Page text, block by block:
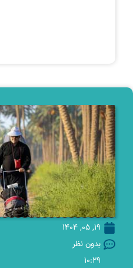
19, 05, 1404
بدون نظر
10:29